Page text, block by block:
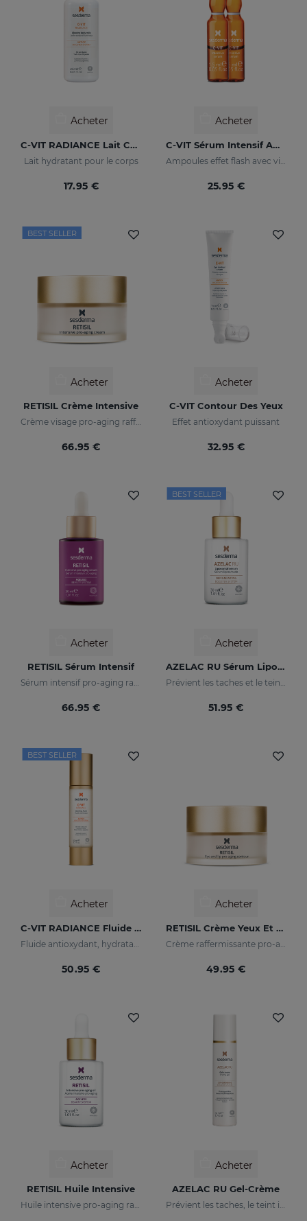
Acheter
C-VIT RADIANCE Lait Corps Lumineux
Lait hydratant pour le corps
17.95 €
Acheter
C-VIT Sérum Intensif Ampoules
25.95 €
BEST SELLER
Acheter
RETISIL Crème Intensive
Crème visage pro-aging raffermissante et anti-rides
66.95 €
Acheter
C-VIT Contour Des Yeux
Effet antioxydant puissant
32.95 €
Acheter
RETISIL Sérum Intensif
Sérum intensif pro-aging raffermissant et réducteur de rides
66.95 €
BEST SELLER
Acheter
AZELAC RU Sérum Liposomal
Prévient les taches et le teint irrégulier
51.95 €
BEST SELLER
Acheter
C-VIT RADIANCE Fluide Lumineux
50.95 €
Acheter
RETISIL Crème Yeux Et Lèvres
49.95 €
Acheter
RETISIL Huile Intensive
Huile intensive pro-aging raffermissante et réduisant les rides
Acheter
AZELAC RU Gel-Crème
Prévient les taches, le teint irrégulier et les rides sur la peau